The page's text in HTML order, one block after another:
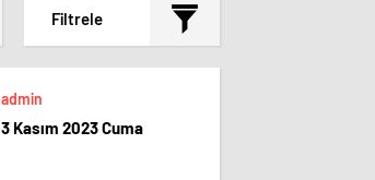
Filtrele
En çok okunanlar
Yorum Sayısına Göre
admin
3 Kasım 2023 Cuma